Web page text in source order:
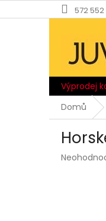
na
572 552
Výprodej
Domů
Průměrné